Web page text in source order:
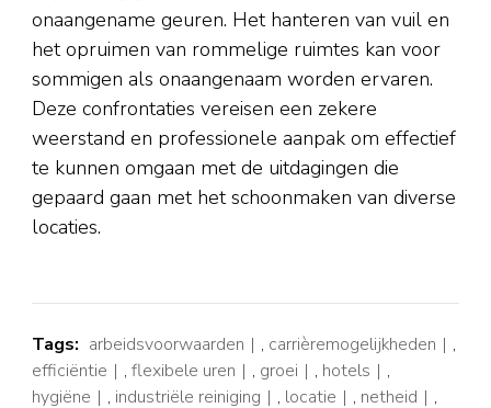
onaangename geuren. Het hanteren van vuil en
het opruimen van rommelige ruimtes kan voor
sommigen als onaangenaam worden ervaren.
Deze confrontaties vereisen een zekere
weerstand en professionele aanpak om effectief
te kunnen omgaan met de uitdagingen die
gepaard gaan met het schoonmaken van diverse
locaties.
Tags: arbeidsvoorwaarden , carrièremogelijkheden
,
efficiëntie
, flexibele uren , groei , hotels
,
hygiëne
, industriële reiniging , locatie , netheid
,